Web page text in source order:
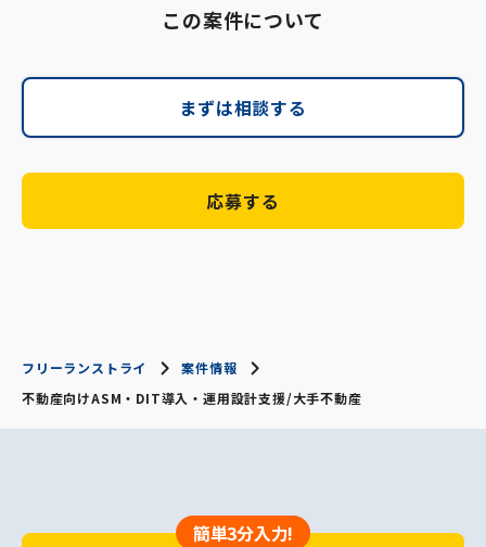
この案件について
まずは相談する
応募する
フリーランストライ
案件情報
不動産向けASM・DIT導入・運用設計支援/大手不動産
簡単3分入力!